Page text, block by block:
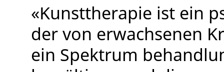
«Kunsttherapie ist ein
der von erwachsenen
ein Spektrum